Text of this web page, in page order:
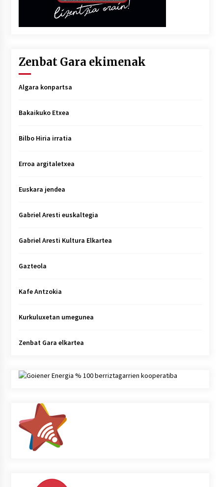
Zenbat Gara ekimenak
Algara konpartsa
Bakaikuko Etxea
Bilbo Hiria irratia
Erroa argitaletxea
Euskara jendea
Gabriel Aresti euskaltegia
Gabriel Aresti Kultura Elkartea
Gazteola
Kafe Antzokia
Kurkuluxetan umegunea
Zenbat Gara elkartea